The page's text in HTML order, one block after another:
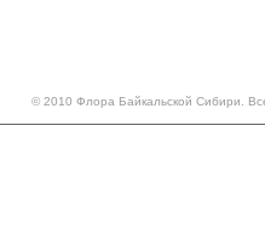
© 2010 Флора Байкальской Сибири.